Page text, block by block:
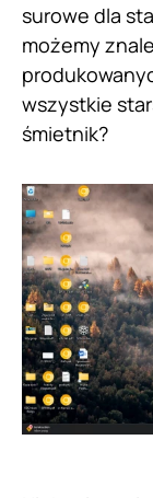
surowe dla
możemy
wszystkie
śmietnik?